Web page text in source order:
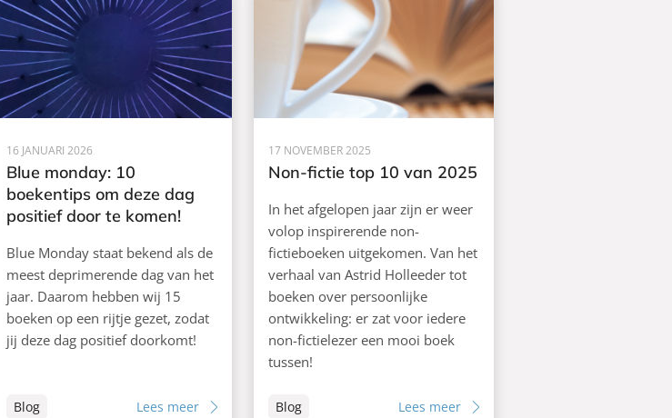
16 JANUARI 2026
Blue monday: 10
boekentips om deze dag
positief door te komen!
Blue Monday staat bekend als de
meest deprimerende dag van het
jaar. Daarom hebben wij 15
boeken op een rijtje gezet, zodat
jij deze dag positief doorkomt!
Blog Lees meer
17 NOVEMBER 2025
Non-fictie top 10 van 2025
In het afgelopen jaar zijn er weer
volop inspirerende non-
fictieboeken uitgekomen. Van het
verhaal van Astrid Holleeder tot
boeken over persoonlijke
ontwikkeling: er zat voor iedere
non-fictielezer een mooi boek
tussen!
Blog Lees meer